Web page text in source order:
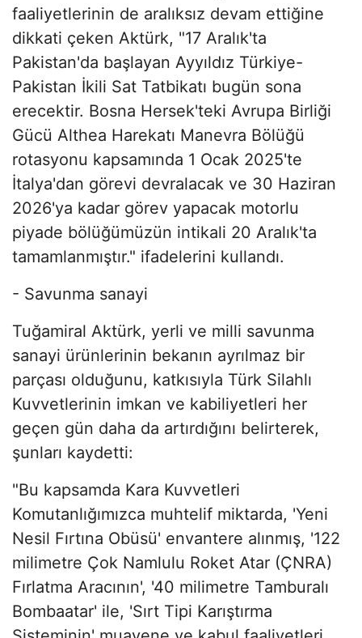
faaliyetlerinin de aralıksız devam ettiğine
dikkati çeken Aktürk, "17 Aralık'ta
Pakistan'da başlayan Ayyıldız Türkiye-
Pakistan İkili Sat Tatbikatı bugün sona
erecektir. Bosna Hersek'teki Avrupa Birliği
Gücü Althea Harekatı Manevra Bölüğü
rotasyonu kapsamında 1 Ocak 2025'te
İtalya'dan görevi devralacak ve 30 Haziran
2026'ya kadar görev yapacak motorlu
piyade bölüğümüzün intikali 20 Aralık'ta
tamamlanmıştır." ifadelerini kullandı.
- Savunma sanayi
Tuğamiral Aktürk, yerli ve milli savunma
sanayi ürünlerinin bekanın ayrılmaz bir
parçası olduğunu, katkısıyla Türk Silahlı
Kuvvetlerinin imkan ve kabiliyetleri her
geçen gün daha da artırdığını belirterek,
şunları kaydetti:
"Bu kapsamda Kara Kuvvetleri
Komutanlığımızca muhtelif miktarda, 'Yeni
Nesil Fırtına Obüsü' envantere alınmış, '122
milimetre Çok Namlulu Roket Atar (ÇNRA)
Fırlatma Aracının', '40 milimetre Tamburalı
Bombaatar' ile, 'Sırt Tipi Karıştırma